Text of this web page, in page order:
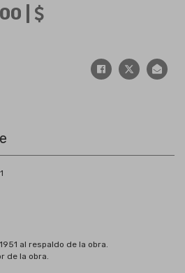
|
al respaldo de la obra.
de la obra.